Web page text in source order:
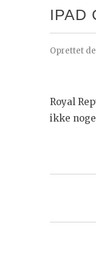
IPAD
Oprettet
Royal
ikke